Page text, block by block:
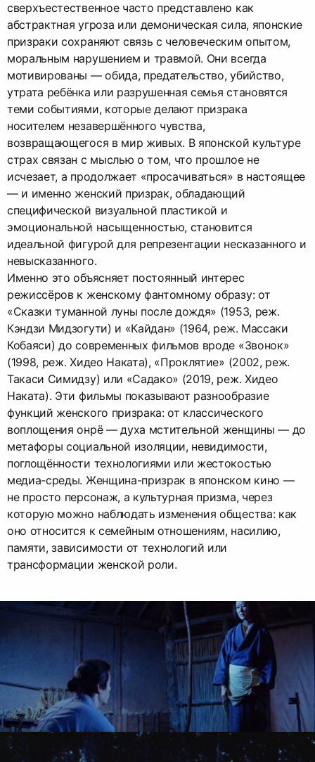
сверхъестественное часто представлено как
абстрактная угроза или демоническая сила, японские
призраки сохраняют связь с человеческим опытом,
моральным нарушением и травмой. Они всегда
мотивированы — обида, предательство, убийство,
утрата ребёнка или разрушенная семья становятся
теми событиями, которые делают призрака
носителем незавершённого чувства,
возвращающегося в мир живых. В японской культуре
страх связан с мыслью о том, что прошлое не
исчезает, а продолжает «просачиваться» в настоящее
— и именно женский призрак, обладающий
специфической визуальной пластикой и
эмоциональной насыщенностью, становится
идеальной фигурой для репрезентации несказанного и
невысказанного.
Именно это объясняет постоянный интерес
режиссёров к женскому фантомному образу: от
«Сказки туманной луны после дождя» (1953, реж.
Кэндзи Мидзогути) и «Кайдан» (1964, реж. Массаки
Кобаяси) до современных фильмов вроде «Звонок»
(1998, реж. Хидео Наката), «Проклятие» (2002, реж.
Такаси Симидзу) или «Садако» (2019, реж. Хидео
Наката). Эти фильмы показывают разнообразие
функций женского призрака: от классического
воплощения онрё — духа мстительной женщины — до
метафоры социальной изоляции, невидимости,
поглощённости технологиями или жестокостью
медиа-среды. Женщина-призрак в японском кино —
не просто персонаж, а культурная призма, через
которую можно наблюдать изменения общества: как
оно относится к семейным отношениям, насилию,
памяти, зависимости от технологий или
трансформации женской роли.